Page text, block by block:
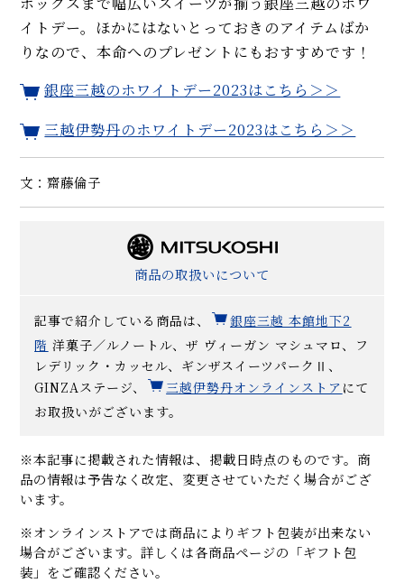
イトデー。ほかにはないとっておきのアイテムばか
りなので、本命へのプレゼントにもおすすめです！
銀座三越のホワイトデー2023はこちら＞＞
三越伊勢丹のホワイトデー2023はこちら＞＞
文：齋藤倫子
商品の取扱いについて
記事で紹介している商品は、
銀座三越 本館地下2
階 洋菓子／ルノートル、ザ ヴィーガン マシュマロ、フ
レデリック・カッセル、ギンザスイーツパークⅡ、
GINZAステージ、
三越伊勢丹オンラインストア にて
お取扱いがございます。
※本記事に掲載された情報は、掲載日時点のものです。商
品の情報は予告なく改定、変更させていただく場合がござ
います。
※オンラインストアでは商品によりギフト包装が出来ない
場合がございます。詳しくは各商品ページの「ギフト包
装」をご確認ください。